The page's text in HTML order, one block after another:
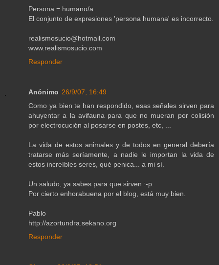
Persona = humano/a.
El conjunto de expresiones 'persona humana' es incorrecto.
realismosucio@hotmail.com
www.realismosucio.com
Responder
Anónimo 26/9/07, 16:49
Como ya bien te han respondido, esas señales sirven para
ahuyentar a la avifauna para que no mueran por colisión
por electrocución al posarse en postes, etc, ...
La vida de estos animales y de todos en general debería
tratarse más seríamente, a nadie le importan la vida de
estos increíbles seres, qué penica... a mi sí.
Un saludo, ya sabes para que sirven :-p.
Por cierto enhorabuena por el blog, está muy bien.
Pablo
http://azortundra.sekano.org
Responder